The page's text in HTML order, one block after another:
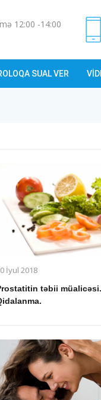
12:00 -14:00
SUAL VER
İyul 2018
təbii müalicəsi.